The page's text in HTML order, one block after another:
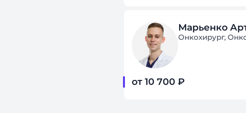
Марьенко
Онкохирург,
от 10 700 ₽